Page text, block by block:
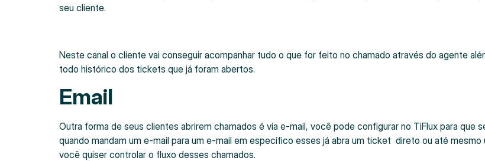
seu cliente.
Neste canal o cliente vai conseguir acompanhar tudo o que for feito no chamado através do agente
todo histórico dos tickets que já foram abertos.
Email
Outra forma de seus clientes abrirem chamados é via e-mail, você pode configurar no TiFlux para que
quando mandam um e-mail para um e-mail em específico esses já abra um ticket direto ou até
você quiser controlar o fluxo desses chamados.